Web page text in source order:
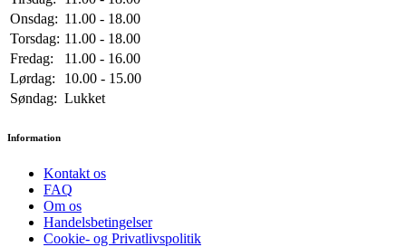
Onsdag: 11.00 - 18.00
Torsdag: 11.00 - 18.00
Fredag:
11.00 - 16.00
Lørdag:
10.00 - 15.00
Søndag: Lukket
Information
Kontakt os
FAQ
Om os
Handelsbetingelser
Cookie- og Privatlivspolitik